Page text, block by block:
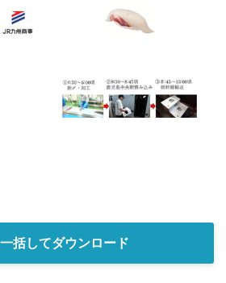
括してダウンロード